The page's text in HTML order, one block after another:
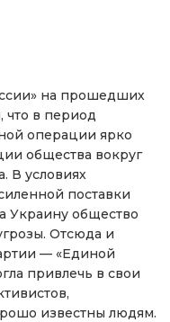
на прошедших
что в период
операции ярко
общества вокруг
В условиях
поставки
Украину общество
Отсюда и
— «Единой
привлечь в свои
известны людям.